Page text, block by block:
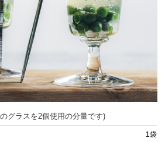
グラスを2個使用の分量です)
1袋